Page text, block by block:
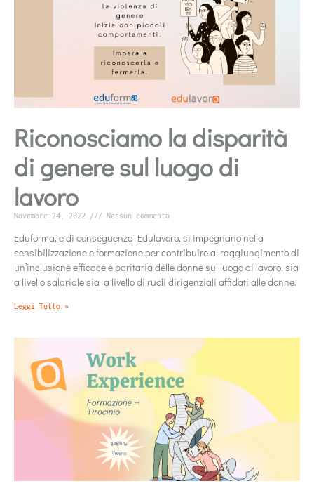
Riconosciamo la disparità
di genere sul luogo di
lavoro
Novembre 24, 2022 Nessun commento
Eduforma, e di conseguenza Edulavoro, si impegnano nella
sensibilizzazione e formazione per contribuire al raggiungimento di
un’inclusione efficace e paritaria delle donne sul luogo di lavoro, sia
a livello salariale sia a livello di ruoli dirigenziali affidati alle donne.
Leggi Tutto »